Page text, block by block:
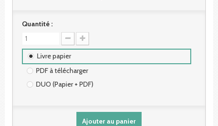
Quantité :
Livre papier
PDF à télécharger
DUO (Papier + PDF)
Ajouter au panier